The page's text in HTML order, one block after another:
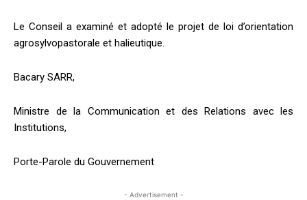
Le Conseil a examiné et adopté le projet de loi d’orientation
agrosylvopastorale et halieutique.
Bacary SARR,
Ministre de la Communication et des Relations avec les
Institutions,
Porte-Parole du Gouvernement
- Advertisement -